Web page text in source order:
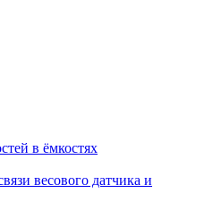
в ёмкостях
весового датчика и